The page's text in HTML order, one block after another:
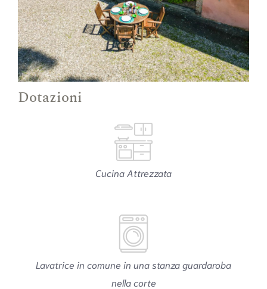
Dotazioni
Cucina Attrezzata
Lavatrice in comune in una stanza guardaroba
nella corte